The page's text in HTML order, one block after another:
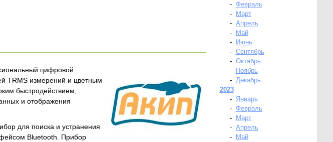
цифровой
TRMS измерений и цветным
быстродействием,
и отображения
для поиска и устранения
Bluetooth. Прибор
- Февраль
-
Март
- Апрель
-
Май
-
Июнь
- Сентябрь
- Октябрь
-
Ноябрь
- Декабрь
2023
-
Январь
- Февраль
-
Март
- Апрель
-
Май